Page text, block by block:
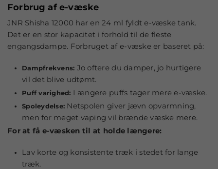
Forbrug af e-væske
JNR Shisha 12000 har en 24 ml fyldt e-væske tank.
Det er en stor kapacitet i forhold til de fleste
engangsdampe. Forbruget af e-væske er baseret på:
Dampfrekvens: Jo oftere du damper, jo hurtigere
vil det blive udtømt.
Puff varighed: Længere puffs tager mere e-væske.
Spoleydelse: Netspolen giver jævn opvarmning,
men for meget vaping vil brænde væske mere.
For at få e-væsken til at holde længere:
Lav korte og konsistente træk i stedet for lange
træk.